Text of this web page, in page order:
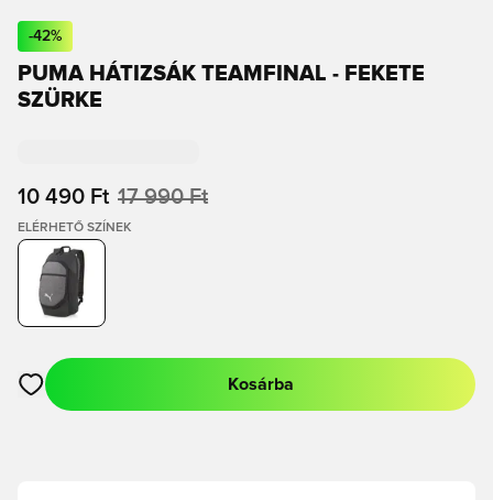
-42%
PUMA HÁTIZSÁK TEAMFINAL - FEKETE
SZÜRKE
10 490 Ft 17 990 Ft
ELÉRHETŐ SZÍNEK
Megnyit egy modált a bejelentkezéshez vagy a tagként való
Kosárba